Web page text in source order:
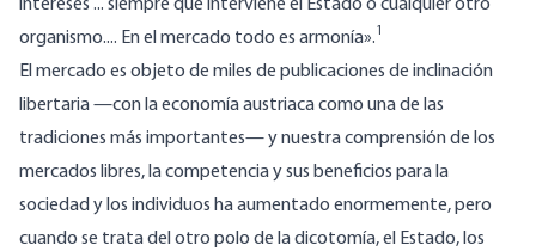
intereses ... siempre que interviene el Estado o cualquier otro
organismo.... En el mercado todo es armonía».1
El mercado es objeto de miles de publicaciones de inclinación
libertaria —con la economía austriaca como una de las
tradiciones más importantes— y nuestra comprensión de los
mercados libres, la competencia y sus beneficios para la
sociedad y los individuos ha aumentado enormemente, pero
cuando se trata del otro polo de la dicotomía, el Estado, los